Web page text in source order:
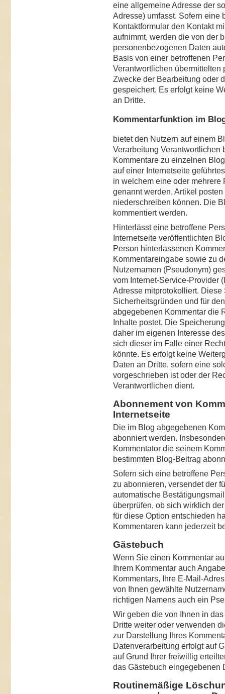
eine allgemeine Adresse der
Adresse) umfasst. Sofern eine
Kontaktformular den Kontakt
aufnimmt, werden die von der
personenbezogenen Daten
Basis von einer betroffenen
Verantwortlichen
Zwecke der Bearbeitung oder
gespeichert. Es erfolgt keine
an Dritte.
Kommentarfunktion im
bietet den Nutzern auf einem
Verarbeitung
Kommentare zu einzelnen
auf einer Internetseite
in welchem eine oder
genannt werden, Artikel
niederschreiben können. Die
kommentiert werden.
Hinterlässt eine betroffene
Internetseite veröffentlichten
Person hinterlassenen
Kommentareingabe sowie zu
Nutzernamen (Pseudonym)
vom Internet-Service-Provider
Adresse mitprotokolliert.
Sicherheitsgründen und für
abgegebenen Kommentar die
Inhalte postet. Die
daher im eigenen Interesse
sich dieser im Falle einer
könnte. Es erfolgt keine
Daten an Dritte, sofern eine
vorgeschrieben ist oder der
Verantwortlichen dient.
Abonnement von
Internetseite
Die im Blog abgegebenen
abonniert werden.
Kommentator die seinem
bestimmten Blog-Beitrag
Sofern sich eine betroffene
zu abonnieren, versendet der
automatische
überprüfen, ob sich wirklich
für diese Option entschieden
Kommentaren kann jederzeit
Gästebuch
Wenn Sie einen Kommentar
Ihrem Kommentar auch
Kommentars, Ihre E-Mail-
von Ihnen gewählte
richtigen Namens auch ein
Wir geben die von Ihnen in
Dritte weiter oder verwenden
zur Darstellung Ihres
Datenverarbeitung erfolgt auf
auf Grund Ihrer freiwillig
das Gästebuch eingegebenen
Routinemäßige